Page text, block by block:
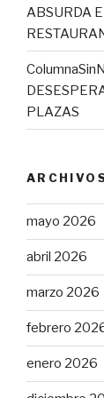
ABSURDA
PLAZAS
mayo 2026
abril 2026
marzo 2026
febrero
enero 2026